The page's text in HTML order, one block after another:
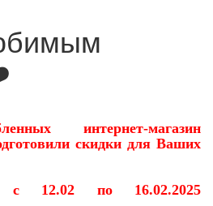
интернет-магазин
скидки для Ваших
с 12.02 по 16.02.2025